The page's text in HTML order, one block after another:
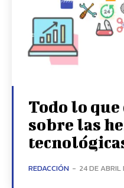
Todo lo que
sobre las
REDACCIÓN - 24 DE